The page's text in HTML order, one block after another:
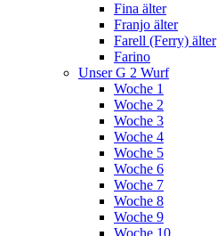
Fina älter
Franjo älter
Farell (Ferry) älter
Farino
Unser G 2 Wurf
Woche 1
Woche 2
Woche 3
Woche 4
Woche 5
Woche 6
Woche 7
Woche 8
Woche 9
Woche 10